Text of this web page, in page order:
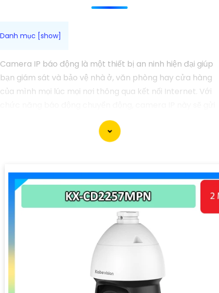
Camera IP báo động là một thiết bị an ninh hiện đại giúp
bạn giám sát và bảo vệ nhà ở, văn phòng hay cửa hàng
của mình mọi lúc mọi nơi thông qua kết nối Internet. Với
cảnh báo ngay tức thì khi phát hiện sự xâm nhập hoặc
vận động không bình thường trong khung hình, giúp bạn
đề phòng trước nguy cơ tiềm ẩn.
từ camera IP báo động qua ứng dụng di động hoặc trên
máy tính, từ đó cung cấp sự yên tâm và an tâm hơn với
việc giữ gìn an ninh cho gia đình và tài sản. Đồng thời, với
tính năng ghi hình và lưu trữ dữ liệu, bạn có thể xem lại
những gì đã xảy ra trong quá khứ để phục vụ cho việc
xác định nguyên nhân hay giải quyết vấn đề một cách
hiệu quả.